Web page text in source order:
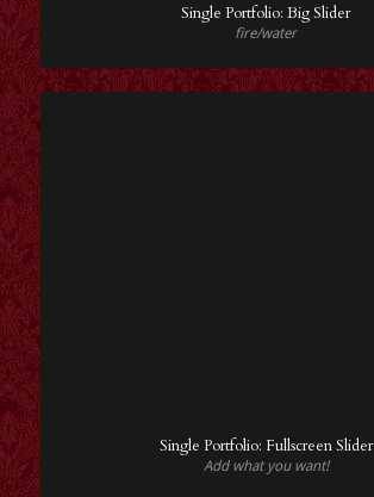
Single Portfolio: Big Slider
fire/water
Single Portfolio: Fullscreen Slider
Add what you want!